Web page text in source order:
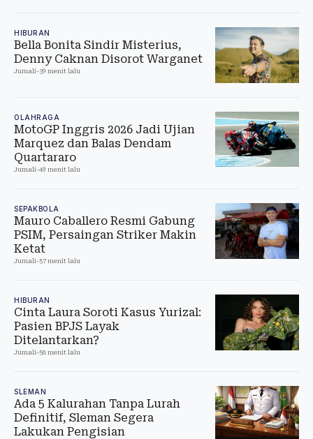
HIBURAN
Bella Bonita Sindir Misterius,
Denny Caknan Disorot Warganet
Jumali-39 menit lalu
OLAHRAGA
MotoGP Inggris 2026 Jadi Ujian
Marquez dan Balas Dendam
Quartararo
Jumali-49 menit lalu
SEPAKBOLA
Mauro Caballero Resmi Gabung
PSIM, Persaingan Striker Makin
Ketat
Jumali-57 menit lalu
HIBURAN
Cinta Laura Soroti Kasus Yurizal:
Pasien BPJS Layak
Ditelantarkan?
Jumali-58 menit lalu
SLEMAN
Ada 5 Kalurahan Tanpa Lurah
Definitif, Sleman Segera
Lakukan Pengisian